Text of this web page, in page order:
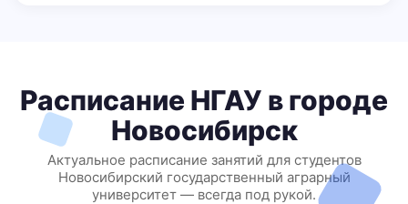
Расписание НГАУ в городе
Новосибирск
Актуальное расписание занятий для студентов
Новосибирский государственный аграрный
университет — всегда под рукой.